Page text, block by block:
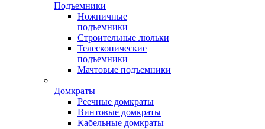
Подъемники
Ножничные
подъемники
Строительные люльки
Телескопические
подъемники
Мачтовые подъемники
Домкраты
Реечные домкраты
Винтовые домкраты
Кабельные домкраты